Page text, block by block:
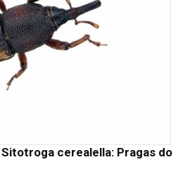
cerealella: Pragas do